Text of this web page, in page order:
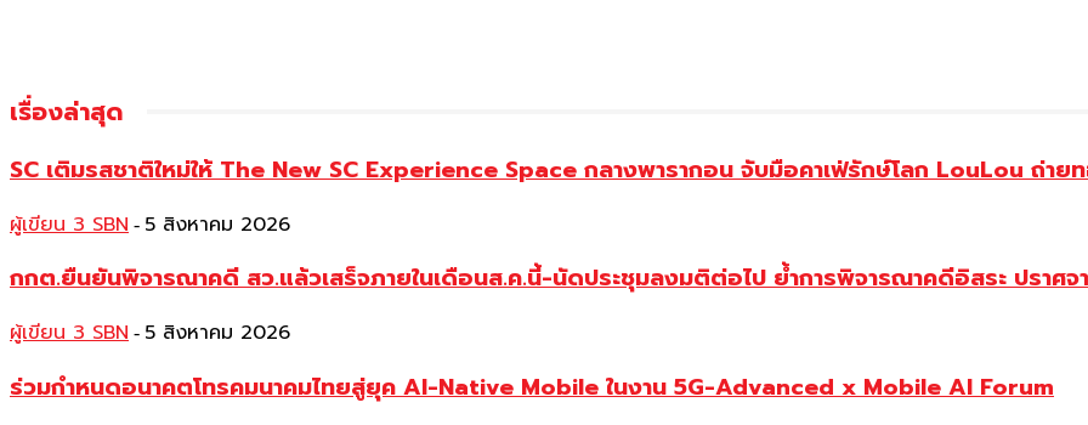
เรื่องล่าสุด
SC เติมรสชาติใหม่ให้ The New SC Experience Space กลางพารากอน จับมือคาเฟ่รักษ์โลก LouLou ถ่
ผู้เขียน 3 SBN - 5 สิงหาคม 2026
กกต.ยืนยันพิจารณาคดี สว.แล้วเสร็จภายในเดือนส.ค.นี้-นัดประชุมลงมติต่อไป ย้ำการพิจารณาคดีอิสระ ปราศ
ผู้เขียน 3 SBN - 5 สิงหาคม 2026
ร่วมกำหนดอนาคตโทรคมนาคมไทยสู่ยุค AI-Native Mobile ในงาน 5G-Advanced x Mobile AI Forum